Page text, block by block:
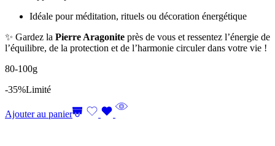
Idéale pour méditation, rituels ou décoration énergétique
✨ Gardez la Pierre Aragonite près de vous et ressentez l’énergie de
l’équilibre, de la protection et de l’harmonie circuler dans votre vie !
80-100g
-35%Limité
Ajouter au panier